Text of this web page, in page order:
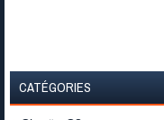
CATÉGORIES